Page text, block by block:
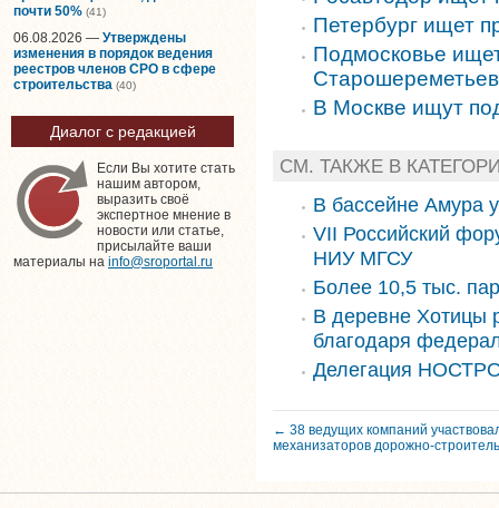
почти 50% (41)
06.08.2026 — Утверждены
изменения в порядок ведения
реестров членов СРО в сфере
строительства (40)
Диалог с редакцией
Если Вы хотите стать
нашим автором,
выразить своё
экспертное мнение в
новости или статье,
присылайте ваши
материалы на info@sroportal.ru
Петербург ищет
Подмосковье
В Москве ищут
СМ. ТАКЖЕ В
В бассейне Амура
VII Российский
НИУ МГСУ
Более 10,5 тыс.
В деревне Хотицы
благодаря
Делегация
← 38 ведущих компаний
механизаторов дорожно-